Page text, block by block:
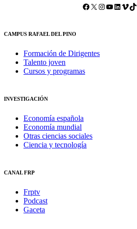
Facebook X Instagram YouTube LinkedIn Vimeo TikTok
CAMPUS RAFAEL DEL PINO
Formación de Dirigentes
Talento joven
Cursos y programas
INVESTIGACIÓN
Economía española
Economía mundial
Otras ciencias sociales
Ciencia y tecnología
CANAL FRP
Frptv
Podcast
Gaceta